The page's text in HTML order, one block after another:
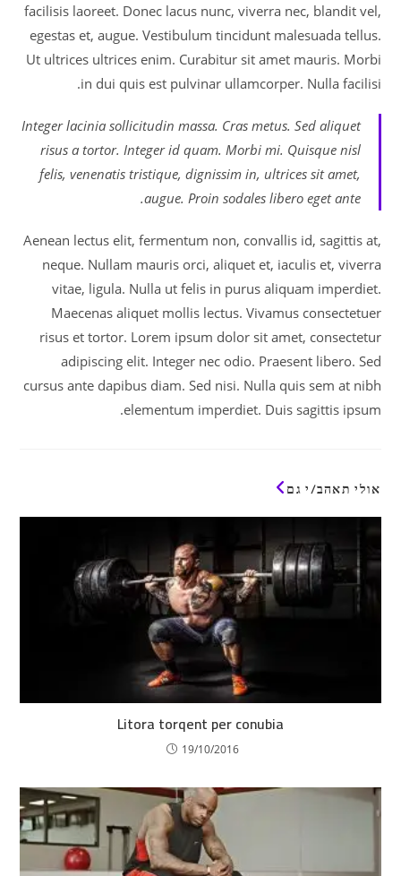
facilisis laoreet. Donec lacus nunc, viverra nec, blandit vel,
egestas et, augue. Vestibulum tincidunt malesuada tellus.
Ut ultrices ultrices enim. Curabitur sit amet mauris. Morbi
in dui quis est pulvinar ullamcorper. Nulla facilisi.
Integer lacinia sollicitudin massa. Cras metus. Sed aliquet
risus a tortor. Integer id quam. Morbi mi. Quisque nisl
felis, venenatis tristique, dignissim in, ultrices sit amet,
augue. Proin sodales libero eget ante.
Aenean lectus elit, fermentum non, convallis id, sagittis at,
neque. Nullam mauris orci, aliquet et, iaculis et, viverra
vitae, ligula. Nulla ut felis in purus aliquam imperdiet.
Maecenas aliquet mollis lectus. Vivamus consectetuer
risus et tortor. Lorem ipsum dolor sit amet, consectetur
adipiscing elit. Integer nec odio. Praesent libero. Sed
cursus ante dapibus diam. Sed nisi. Nulla quis sem at nibh
elementum imperdiet. Duis sagittis ipsum.
אולי תאהב/י גם
Litora torqent per conubia
19/10/2016